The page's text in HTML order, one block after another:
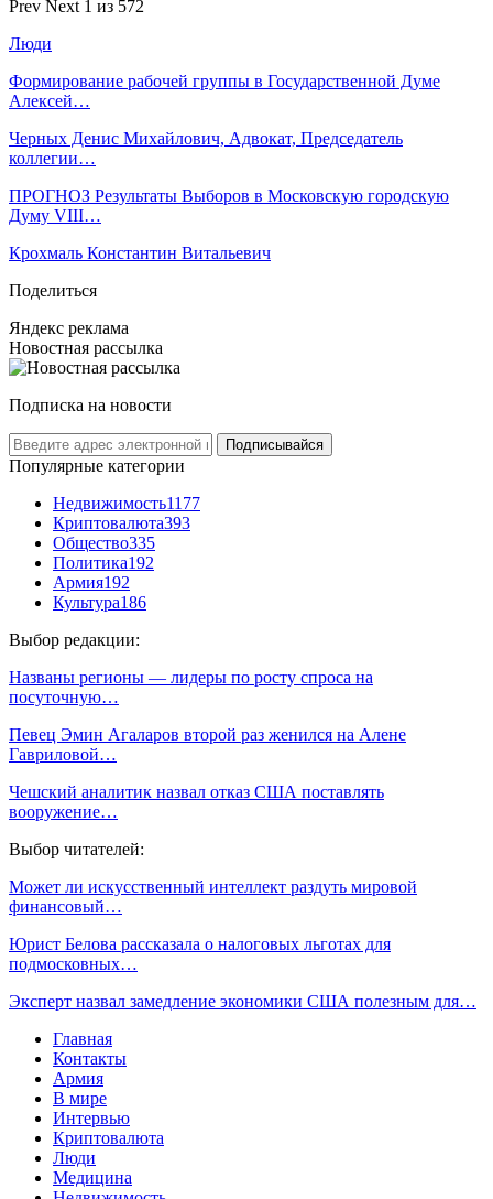
Prev Next 1 из 572
Люди
Формирование рабочей группы в Государственной Думе
Алексей…
Черных Денис Михайлович, Адвокат, Председатель
коллегии…
ПРОГНОЗ Результаты Выборов в Московскую городскую
Думу VIII…
Крохмаль Константин Витальевич
Поделиться
Яндекс реклама
Новостная рассылка
Подписка на новости
Подписывайся
Популярные категории
Недвижимость1177
Криптовалюта393
Общество335
Политика192
Армия192
Культура186
Выбор редакции:
Названы регионы — лидеры по росту спроса на
посуточную…
Певец Эмин Агаларов второй раз женился на Алене
Гавриловой…
Чешский аналитик назвал отказ США поставлять
вооружение…
Выбор читателей:
Может ли искусственный интеллект раздуть мировой
финансовый…
Юрист Белова рассказала о налоговых льготах для
подмосковных…
Эксперт назвал замедление экономики США полезным для…
Главная
Контакты
Армия
В мире
Интервью
Криптовалюта
Люди
Медицина